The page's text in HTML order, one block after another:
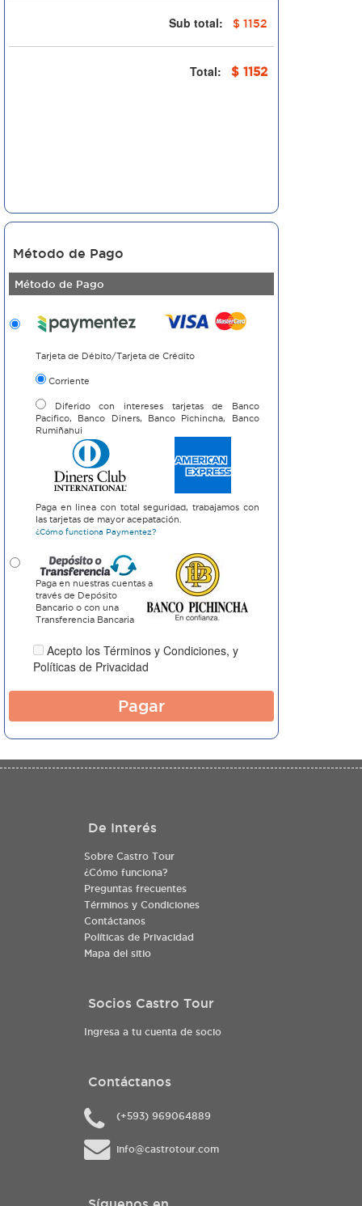
Sub total: $ 1152
Total: $ 1152
Método de Pago
Método de Pago
Tarjeta de Débito/Tarjeta de Crédito
Corriente
Diferido con intereses tarjetas de Banco
Pacifico, Banco Diners, Banco Pichincha, Banco
Rumiñahui
Paga en linea con total seguridad, trabajamos con
las tarjetas de mayor acepatación.
¿Cómo functiona Paymentez?
Paga en nuestras cuentas a
través de Depósito
Bancario o con una
Transferencia Bancaria
Acepto los Términos y Condiciones, y
Políticas de Privacidad
Pagar
De Interés
Sobre Castro Tour
¿Cómo funciona?
Preguntas frecuentes
Términos y Condiciones
Contáctanos
Políticas de Privacidad
Mapa del sitio
Socios Castro Tour
Ingresa a tu cuenta de socio
Contáctanos
(+593) 969064889
info@castrotour.com